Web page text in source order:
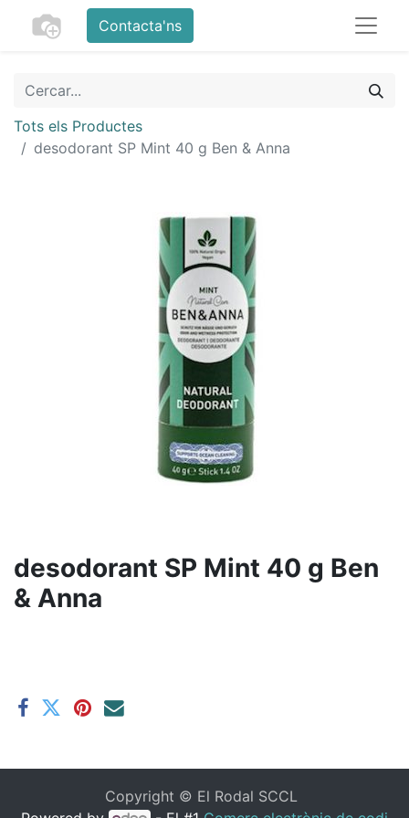
Contacta'ns
Tots els Productes
desodorant SP Mint 40 g Ben & Anna
desodorant SP Mint 40 g Ben
& Anna
Copyright © El Rodal SCCL